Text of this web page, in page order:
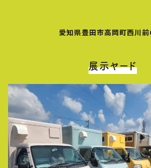
愛知県豊田市高岡町西川
展示ヤード